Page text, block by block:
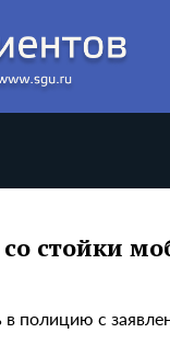
стойки
полицию с